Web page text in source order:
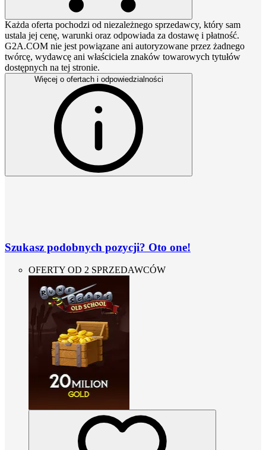
Każda oferta pochodzi od niezależnego sprzedawcy, który sam
ustala jej cenę, warunki oraz odpowiada za dostawę i płatność.
G2A.COM nie jest powiązane ani autoryzowane przez żadnego
twórcę, wydawcę ani właściciela znaków towarowych tytułów
dostępnych na tej stronie.
Więcej o ofertach i odpowiedzialności
Szukasz podobnych pozycji? Oto one!
OFERTY OD 2 SPRZEDAWCÓW